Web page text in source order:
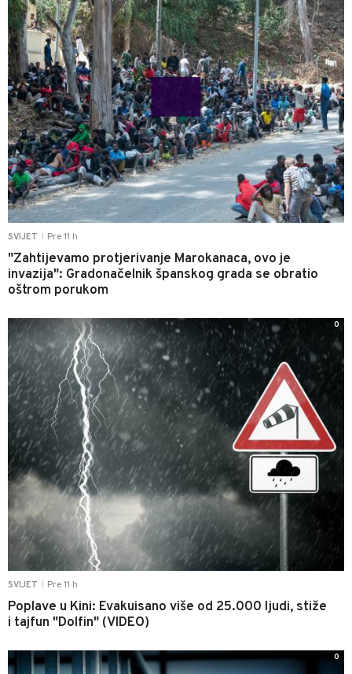
SVIJET Pre 11 h
"Zahtijevamo protjerivanje Marokanaca, ovo je
invazija": Gradonačelnik španskog grada se obratio
oštrom porukom
SVIJET Pre 11 h
Poplave u Kini: Evakuisano više od 25.000 ljudi, stiže
i tajfun "Dolfin" (VIDEO)
0
0